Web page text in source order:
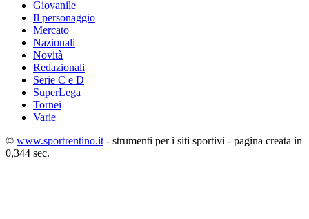
Giovanile
Il personaggio
Mercato
Nazionali
Novità
Redazionali
Serie C e D
SuperLega
Tornei
Varie
© www.sportrentino.it- strumenti per i siti sportivi - pagina creata in
0,344 sec.